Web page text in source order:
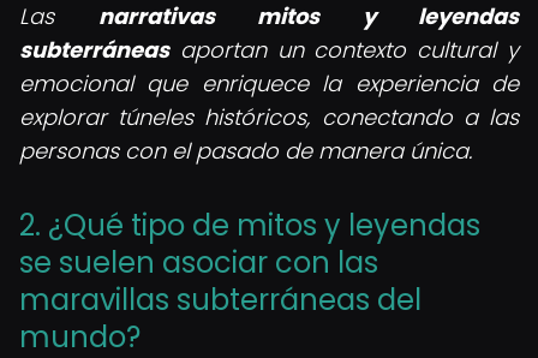
Las narrativas mitos y leyendas
subterráneasaportan un contexto cultural y
emocional que enriquece la experiencia de
explorar túneles históricos, conectando a las
personas con el pasado de manera única.
2. ¿Qué tipo de mitos y leyendas
se suelen asociar con las
maravillas subterráneas del
mundo?